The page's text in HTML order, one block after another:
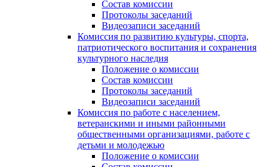
Состав комиссии
Протоколы заседаний
Видеозаписи заседаний
Комиссия по развитию культуры, спорта,
патриотического воспитания и сохранения
культурного наследия
Положение о комиссии
Состав комиссии
Протоколы заседаний
Видеозаписи заседаний
Комиссия по работе с населением,
ветеранскими и иными районными
общественными организациями, работе с
детьми и молодежью
Положение о комиссии